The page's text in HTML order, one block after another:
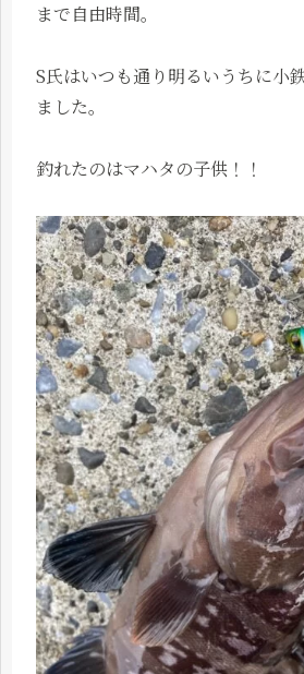
まで自由時間。
S氏はいつも通り明るいうちに小
ました。
釣れたのはマハタの子供！！